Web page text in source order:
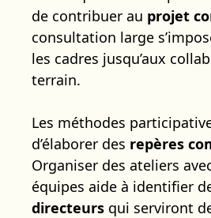
de contribuer au projet
consultation large
les cadres jusqu’aux
terrain.
Les méthodes
d’élaborer des repères
Organiser des ateliers
équipes aide à identifier
directeurs qui serviront